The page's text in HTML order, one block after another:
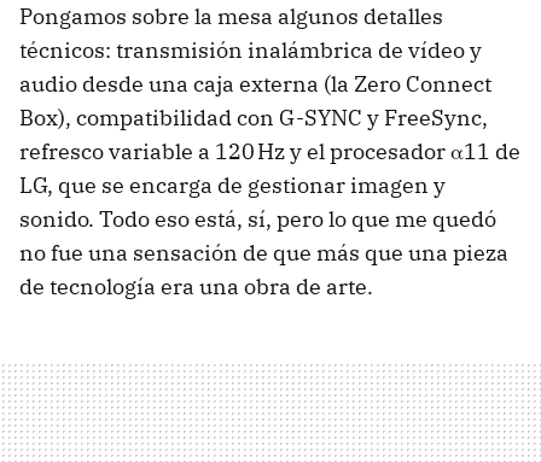
Pongamos sobre la mesa algunos detalles
técnicos: transmisión inalámbrica de vídeo y
audio desde una caja externa (la Zero Connect
Box), compatibilidad con G-SYNC y FreeSync,
refresco variable a 120 Hz y el procesador α11 de
LG, que se encarga de gestionar imagen y
sonido. Todo eso está, sí, pero lo que me quedó
no fue una sensación de que más que una pieza
de tecnología era una obra de arte.